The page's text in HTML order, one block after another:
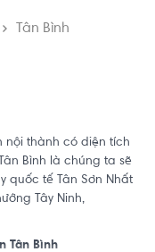
Tân Bình
nội thành có diện tích
Bình là chúng ta sẽ
quốc tế Tân Sơn Nhất
Tây Ninh,
Tân Bình